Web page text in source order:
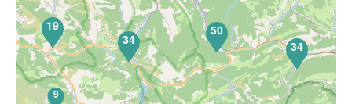
9
19
34
50
34